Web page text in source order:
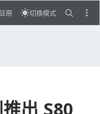
冊 切換模式
出 S80